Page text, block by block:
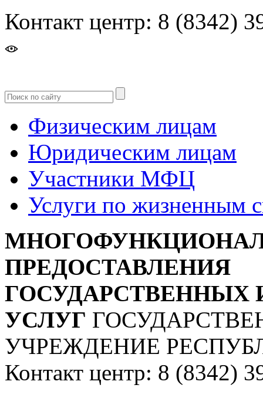
Контакт центр: 8 (8342)
Физическим лицам
Юридическим лицам
Участники МФЦ
Услуги по жизненным
ПРЕДОСТАВЛЕНИЯ
УСЛУГ
УЧРЕЖДЕНИЕ
Контакт центр: 8 (8342)